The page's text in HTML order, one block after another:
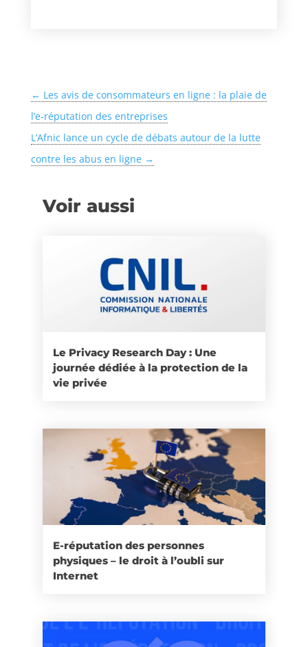
← Les avis de consommateurs en ligne : la plaie de
l’e-réputation des entreprises
L’Afnic lance un cycle de débats autour de la lutte
contre les abus en ligne →
Voir aussi
Le Privacy Research Day : Une
journée dédiée à la protection de la
vie privée
E-réputation des personnes
physiques – le droit à l’oubli sur
Internet